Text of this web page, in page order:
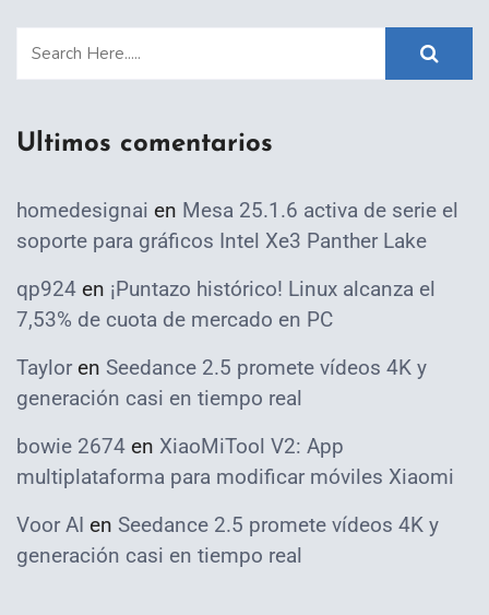
Ultimos comentarios
homedesignai en Mesa 25.1.6 activa de serie el
soporte para gráficos Intel Xe3 Panther Lake
qp924 en ¡Puntazo histórico! Linux alcanza el
7,53% de cuota de mercado en PC
Taylor en Seedance 2.5 promete vídeos 4K y
generación casi en tiempo real
bowie 2674 en XiaoMiTool V2: App
multiplataforma para modificar móviles Xiaomi
Voor AI en Seedance 2.5 promete vídeos 4K y
generación casi en tiempo real